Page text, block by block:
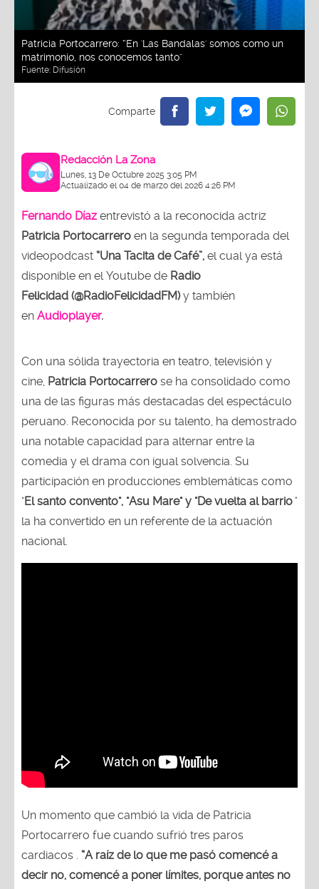
Patricia Portocarrero: “En 'Las Bandalas' somos como un
matrimonio, nos conocemos tanto"
Fuente: Difusión
Redacción La Zona
Lunes, 13 De Octubre 2025 3:05 PM
Actualizado el 04 de marzo del 2026 4:26 PM
Fernando Díaz entrevistó a la reconocida actriz
Patricia Portocarrero en la segunda temporada del
videopodcast “Una Tacita de Café”, el cual ya está
disponible en el Youtube de Radio
Felicidad (@RadioFelicidadFM)y también
en Audioplayer.
Con una sólida trayectoria en teatro, televisión y
cine, Patricia Portocarrero se ha consolidado como
una de las figuras más destacadas del espectáculo
peruano. Reconocida por su talento, ha demostrado
una notable capacidad para alternar entre la
comedia y el drama con igual solvencia. Su
participación en producciones emblemáticas como
"El santo convento", "Asu Mare" y "De vuelta al barrio"
la ha convertido en un referente de la actuación
nacional.
Un momento que cambió la vida de Patricia
Portocarrero fue cuando sufrió tres paros
cardiacos . “A raíz de lo que me pasó comencé a
decir no, comencé a poner límites, porque antes no